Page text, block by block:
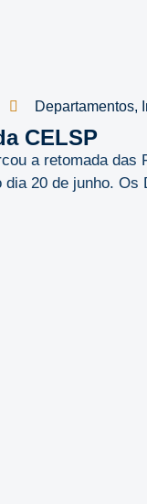
Departamentos,
CELSP
a retomada
dia 20 de junho.